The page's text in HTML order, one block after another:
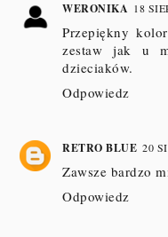
WERONIKA 18
Przepiękny
zestaw jak u
dzieciaków.
Odpowiedz
RETRO BLUE 20
Zawsze bardzo
Odpowiedz